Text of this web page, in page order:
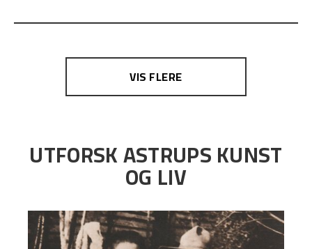
VIS FLERE
UTFORSK ASTRUPS KUNST
OG LIV